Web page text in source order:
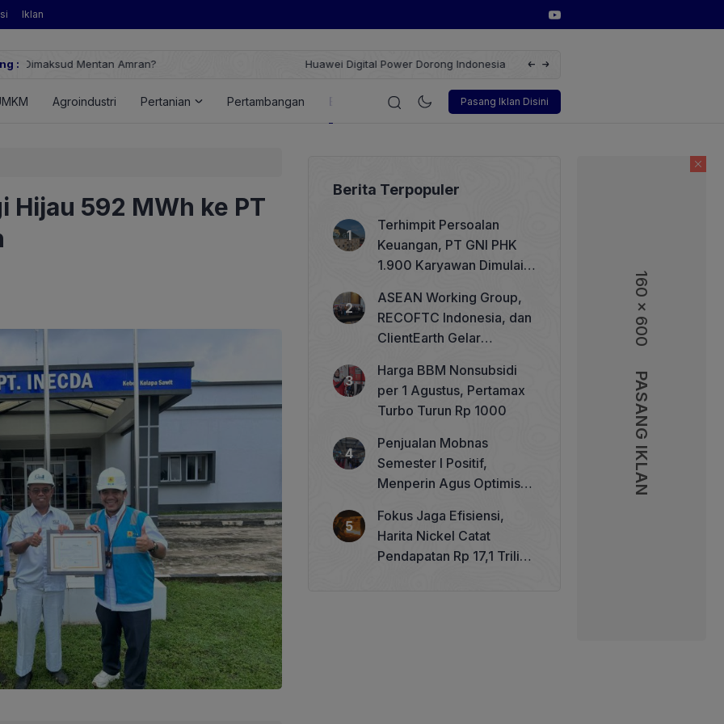
160 x 600
PASANG IKLAN
Iklan
:
Huawei Digital Power Dorong Indonesia Menuju Revolusi Energi Terbarukan dengan Solusi
Wakil Direktur Utama PT Pelindo,
Pasang Iklan Disini
Agroindustri Pertanian Pertambangan Energi Korporasi Teknologi Otomotif
Hijau 592 MWh ke PT
Berita Terpopuler
Terhimpit Persoalan
Keuangan, PT GNI PHK
1.900 Karyawan Dimulai 5
ASEAN Working Group,
RECOFTC Indonesia, dan
ClientEarth Gelar
Memperkuat Tata Kelola
Perhutanan Sosial
Harga BBM Nonsubsidi
per 1 Agustus, Pertamax
Turbo Turun Rp 1000
Penjualan Mobnas
Semester I Positif,
Menperin Agus Optimistis
Fokus Jaga Efisiensi,
Harita Nickel Catat
Pendapatan Rp 17,1 Triliun